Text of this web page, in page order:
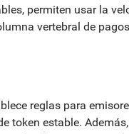
, permiten usar la
vertebral de
reglas para
token estable.